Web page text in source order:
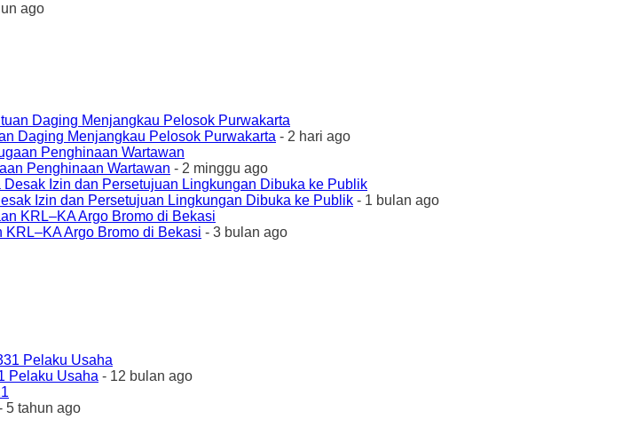
ago
Daging Menjangkau Pelosok Purwakarta - 2 hari ago
Penghinaan Wartawan - 2 minggu ago
Izin dan Persetujuan Lingkungan Dibuka ke Publik - 1 bulan ago
Argo Bromo di Bekasi - 3 bulan ago
Pelaku Usaha - 12 bulan ago
5 tahun ago